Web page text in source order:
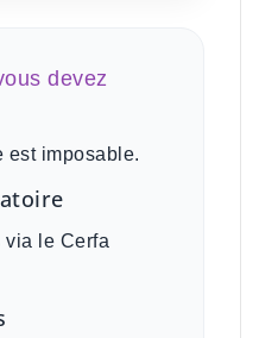
devez
est imposable.
via le Cerfa